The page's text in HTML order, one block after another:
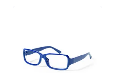
que mejor representen a tu